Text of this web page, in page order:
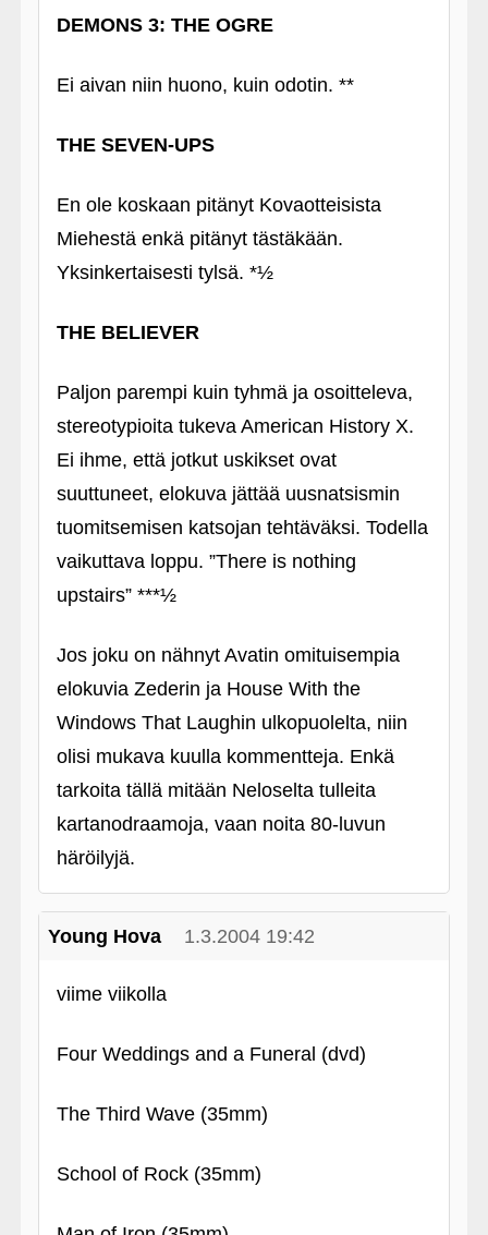
DEMONS 3: THE OGRE
Ei aivan niin huono, kuin odotin. **
THE SEVEN-UPS
En ole koskaan pitänyt Kovaotteisista
Miehestä enkä pitänyt tästäkään.
Yksinkertaisesti tylsä. *½
THE BELIEVER
Paljon parempi kuin tyhmä ja osoitteleva,
stereotypioita tukeva American History X.
Ei ihme, että jotkut uskikset ovat
suuttuneet, elokuva jättää uusnatsismin
tuomitsemisen katsojan tehtäväksi. Todella
vaikuttava loppu. ”There is nothing
upstairs” ***½
Jos joku on nähnyt Avatin omituisempia
elokuvia Zederin ja House With the
Windows That Laughin ulkopuolelta, niin
olisi mukava kuulla kommentteja. Enkä
tarkoita tällä mitään Neloselta tulleita
kartanodraamoja, vaan noita 80-luvun
häröilyjä.
Young Hova 1.3.2004 19:42
viime viikolla
Four Weddings and a Funeral (dvd)
The Third Wave (35mm)
School of Rock (35mm)